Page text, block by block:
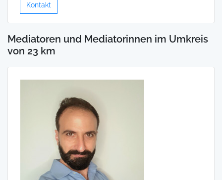
Kontakt
Mediatoren und Mediatorinnen im Umkreis
von 23 km